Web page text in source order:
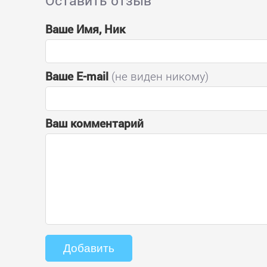
Ваше Имя, Ник
Ваше E-mail (не виден никому)
Ваш комментарий